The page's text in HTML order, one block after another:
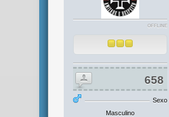
OFFLINE
658
Sexo
Masculino